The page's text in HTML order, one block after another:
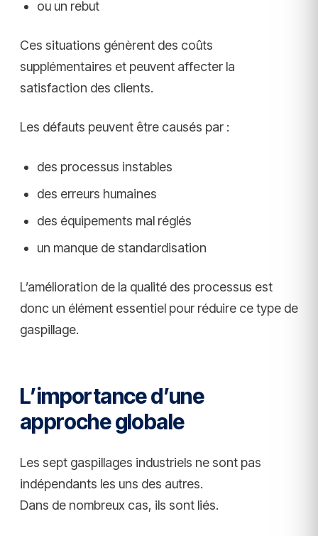
ou un rebut
Ces situations génèrent des coûts
supplémentaires et peuvent affecter la
satisfaction des clients.
Les défauts peuvent être causés par :
des processus instables
des erreurs humaines
des équipements mal réglés
un manque de standardisation
L’amélioration de la qualité des processus est
donc un élément essentiel pour réduire ce type de
gaspillage.
L’importance d’une
approche globale
Les sept gaspillages industriels ne sont pas
indépendants les uns des autres.
Dans de nombreux cas, ils sont liés.